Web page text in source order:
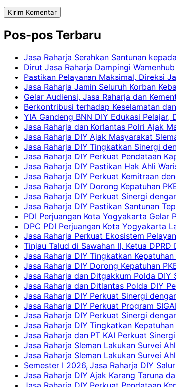
Pos-pos Terbaru
Jasa Raharja Serahkan Santunan
Dirut Jasa Raharja Dampingi
Pastikan Pelayanan Maksimal, Direksi
Jasa Raharja Jamin Seluruh Korban
Gelar Audiensi, Jasa Raharja dan
Berkontribusi terhadap Keselamatan
YIA Gandeng BNN DIY Edukasi
Jasa Raharja dan Korlantas Polri Ajak
Jasa Raharja DIY Ajak Masyarakat
Jasa Raharja DIY Tingkatkan Sinergi
Jasa Raharja DIY Perkuat Pendataan
Jasa Raharja DIY Pastikan Hak Ahli
Jasa Raharja DIY Perkuat Kemitraan
Jasa Raharja DIY Dorong Kepatuhan
Jasa Raharja DIY Perkuat Sinergi
Jasa Raharja DIY Pastikan Santunan
PDI Perjuangan Kota Yogyakarta Gelar
DPC PDI Perjuangan Kota Yogyakarta
Jasa Raharja Perkuat Ekosistem
Tinjau Talud di Sawahan II, Ketua
Jasa Raharja DIY Tingkatkan
Jasa Raharja DIY Dorong Kepatuhan
Jasa Raharja dan Ditgakkum Polda DIY
Jasa Raharja dan Ditlantas Polda DIY
Jasa Raharja DIY Perkuat Sinergi
Jasa Raharja DIY Perkuat Program
Jasa Raharja DIY Perkuat Sinergi
Jasa Raharja DIY Tingkatkan
Jasa Raharja dan PT KAI Perkuat
Jasa Raharja Sleman Lakukan Survei
Jasa Raharja Sleman Lakukan Survei
Semester I 2026, Jasa Raharja DIY
Jasa Raharja DIY Ajak Karang Taruna
Jasa Raharja DIY Perkuat Pendataan